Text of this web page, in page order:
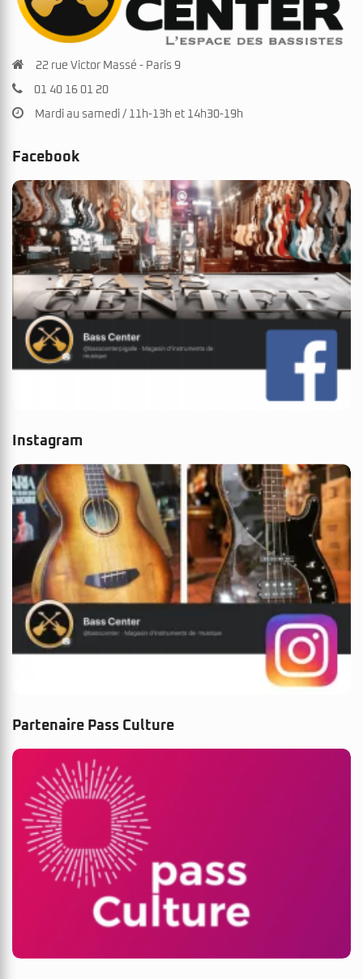
22 rue Victor Massé - Paris 9
01 40 16 01 20
Mardi au samedi / 11h-13h et 14h30-19h
Facebook
Instagram
Partenaire Pass Culture